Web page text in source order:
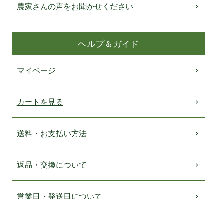
農家さんの声をお聞かせください
ヘルプ＆ガイド
マイページ
カートを見る
送料・お支払い方法
返品・交換について
営業日・発送日について